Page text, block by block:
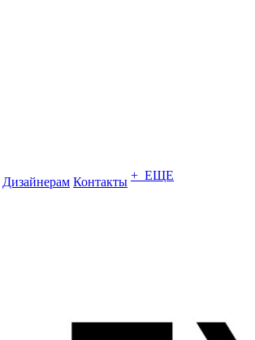
Дизайнерам Контакты + ЕЩЕ